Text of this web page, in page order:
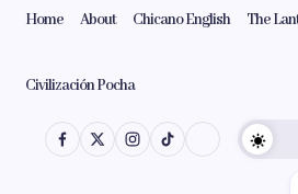
Home About Chicano English The
Civilización Pocha